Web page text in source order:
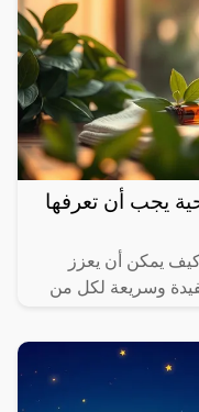
5 فوائد صحية يجب أن تعرفها
يمكن أن يعزز
وسريعة لكل من